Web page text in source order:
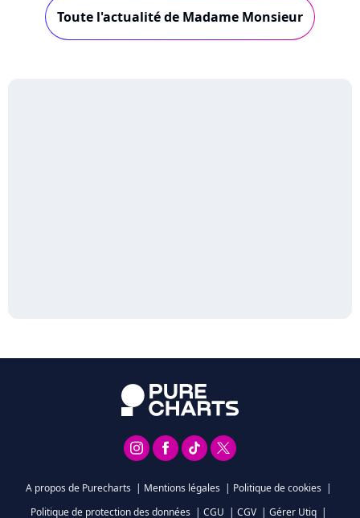
Toute l'actualité de Madame Monsieur
A propos de Purecharts | Mentions légales | Politique de cookies |
Politique de protection des données | CGU | CGV | Gérer Utiq |